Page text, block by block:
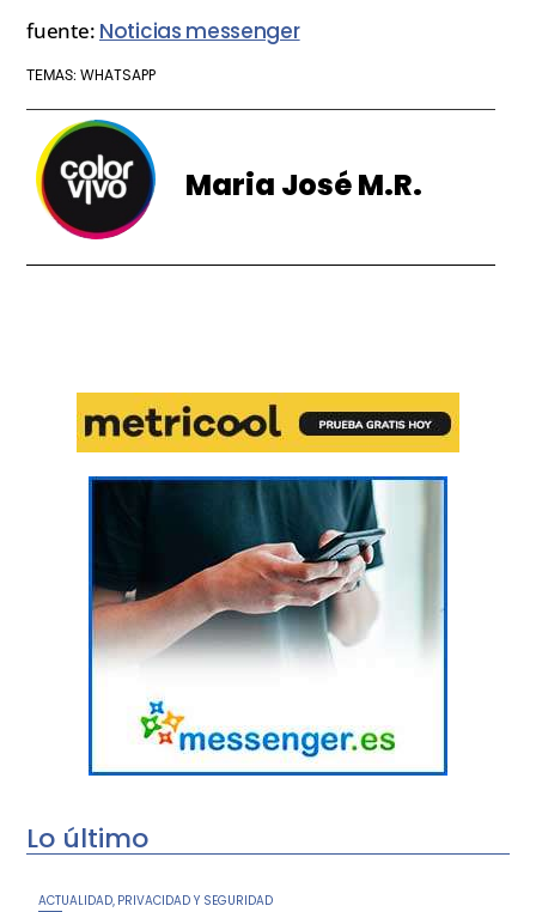
fuente: Noticias messenger
TEMAS:WHATSAPP
Maria José M.R.
Lo último
ACTUALIDAD PRIVACIDAD Y SEGURIDAD